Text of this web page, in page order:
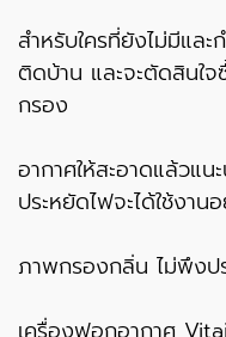
สำหรับใครที่ยังไม่มีแล
ติดบ้าน และจะตัดสินใ
กรอง
อากาศให้สะอาดแล้วแน
ประหยัดไฟจะได้ใช้งา
ภาพกรองกลิ่น ไม่พึงป